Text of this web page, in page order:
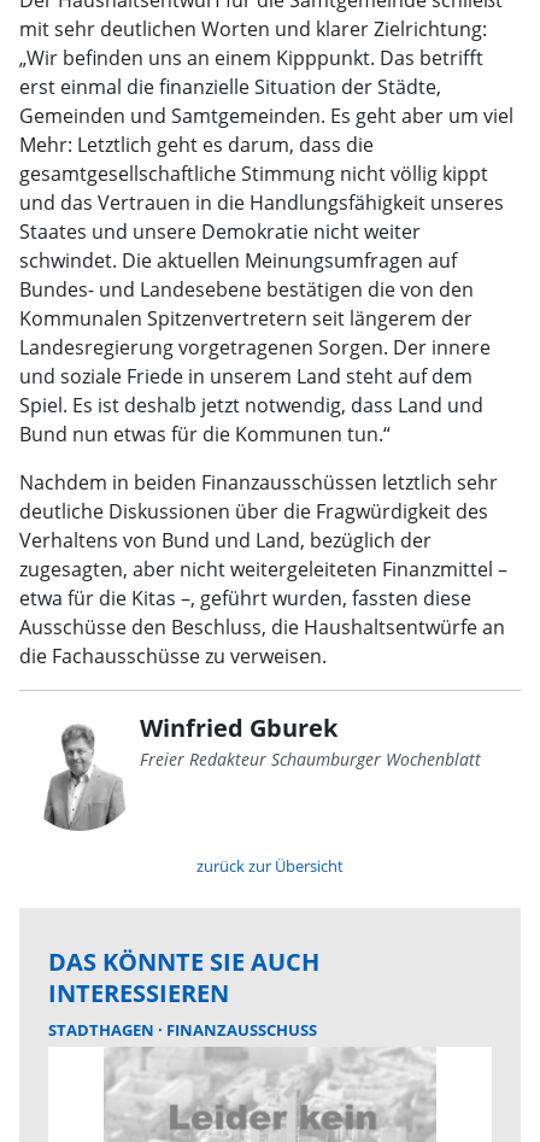
mit sehr deutlichen Worten und klarer Zielrichtung:
„Wir befinden uns an einem Kipppunkt. Das betrifft
erst einmal die finanzielle Situation der Städte,
Gemeinden und Samtgemeinden. Es geht aber um viel
Mehr: Letztlich geht es darum, dass die
gesamtgesellschaftliche Stimmung nicht völlig kippt
und das Vertrauen in die Handlungsfähigkeit unseres
Staates und unsere Demokratie nicht weiter
schwindet. Die aktuellen Meinungsumfragen auf
Bundes- und Landesebene bestätigen die von den
Kommunalen Spitzenvertretern seit längerem der
Landesregierung vorgetragenen Sorgen. Der innere
und soziale Friede in unserem Land steht auf dem
Spiel. Es ist deshalb jetzt notwendig, dass Land und
Bund nun etwas für die Kommunen tun.“
Nachdem in beiden Finanzausschüssen letztlich sehr
deutliche Diskussionen über die Fragwürdigkeit des
Verhaltens von Bund und Land, bezüglich der
zugesagten, aber nicht weitergeleiteten Finanzmittel –
etwa für die Kitas –, geführt wurden, fassten diese
Ausschüsse den Beschluss, die Haushaltsentwürfe an
die Fachausschüsse zu verweisen.
Winfried Gburek
Freier Redakteur Schaumburger Wochenblatt
zurück zur Übersicht
DAS KÖNNTE SIE AUCH
INTERESSIEREN
STADTHAGEN FINANZAUSSCHUSS